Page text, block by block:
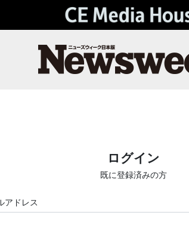
ログイン
既に登録済みの方
アドレス